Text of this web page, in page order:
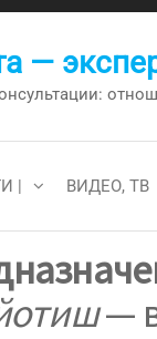
—
| ВИДЕО, ТВ
—